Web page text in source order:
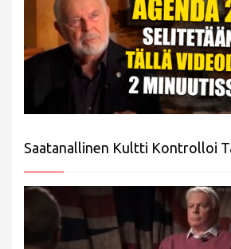
Saatanallinen Kultti Kontrolloi